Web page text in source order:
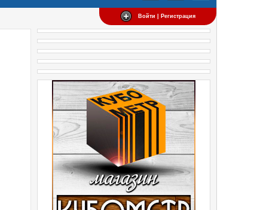
Войти | Регистрация